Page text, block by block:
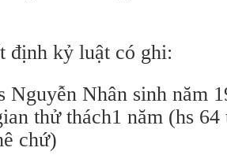
định kỷ luật có ghi:
Nguyễn Nhân sinh năm
thử thách1 năm (hs
chứ)